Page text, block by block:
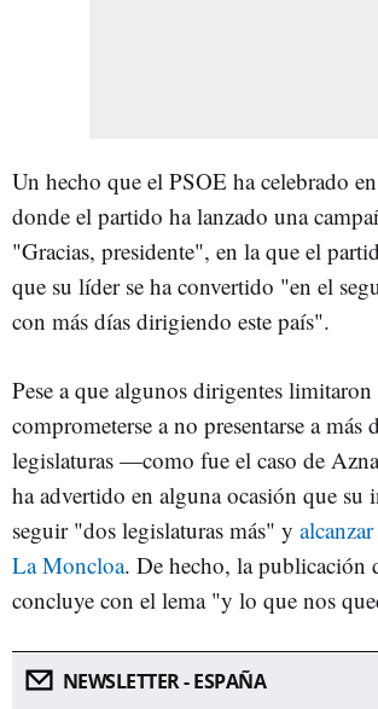
Un hecho que el PSOE ha celebrado
donde el partido ha lanzado una
"Gracias, presidente", en la que el
que su líder se ha convertido "en el
con más días dirigiendo este país".
Pese a que algunos dirigentes
comprometerse a no presentarse a más
legislaturas —como fue el caso de
ha advertido en alguna ocasión que su
seguir "dos legislaturas más" y
La Moncloa. De hecho, la publicación
concluye con el lema "y lo que nos
NEWSLETTER - ESPAÑA